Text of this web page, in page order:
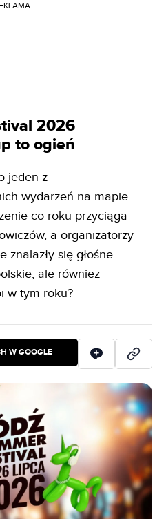
2026
to ogień
jeden z
wydarzeń na mapie
co roku przyciąga
a organizatorzy
znalazły się głośne
ale również
w tym roku?
W GOOGLE